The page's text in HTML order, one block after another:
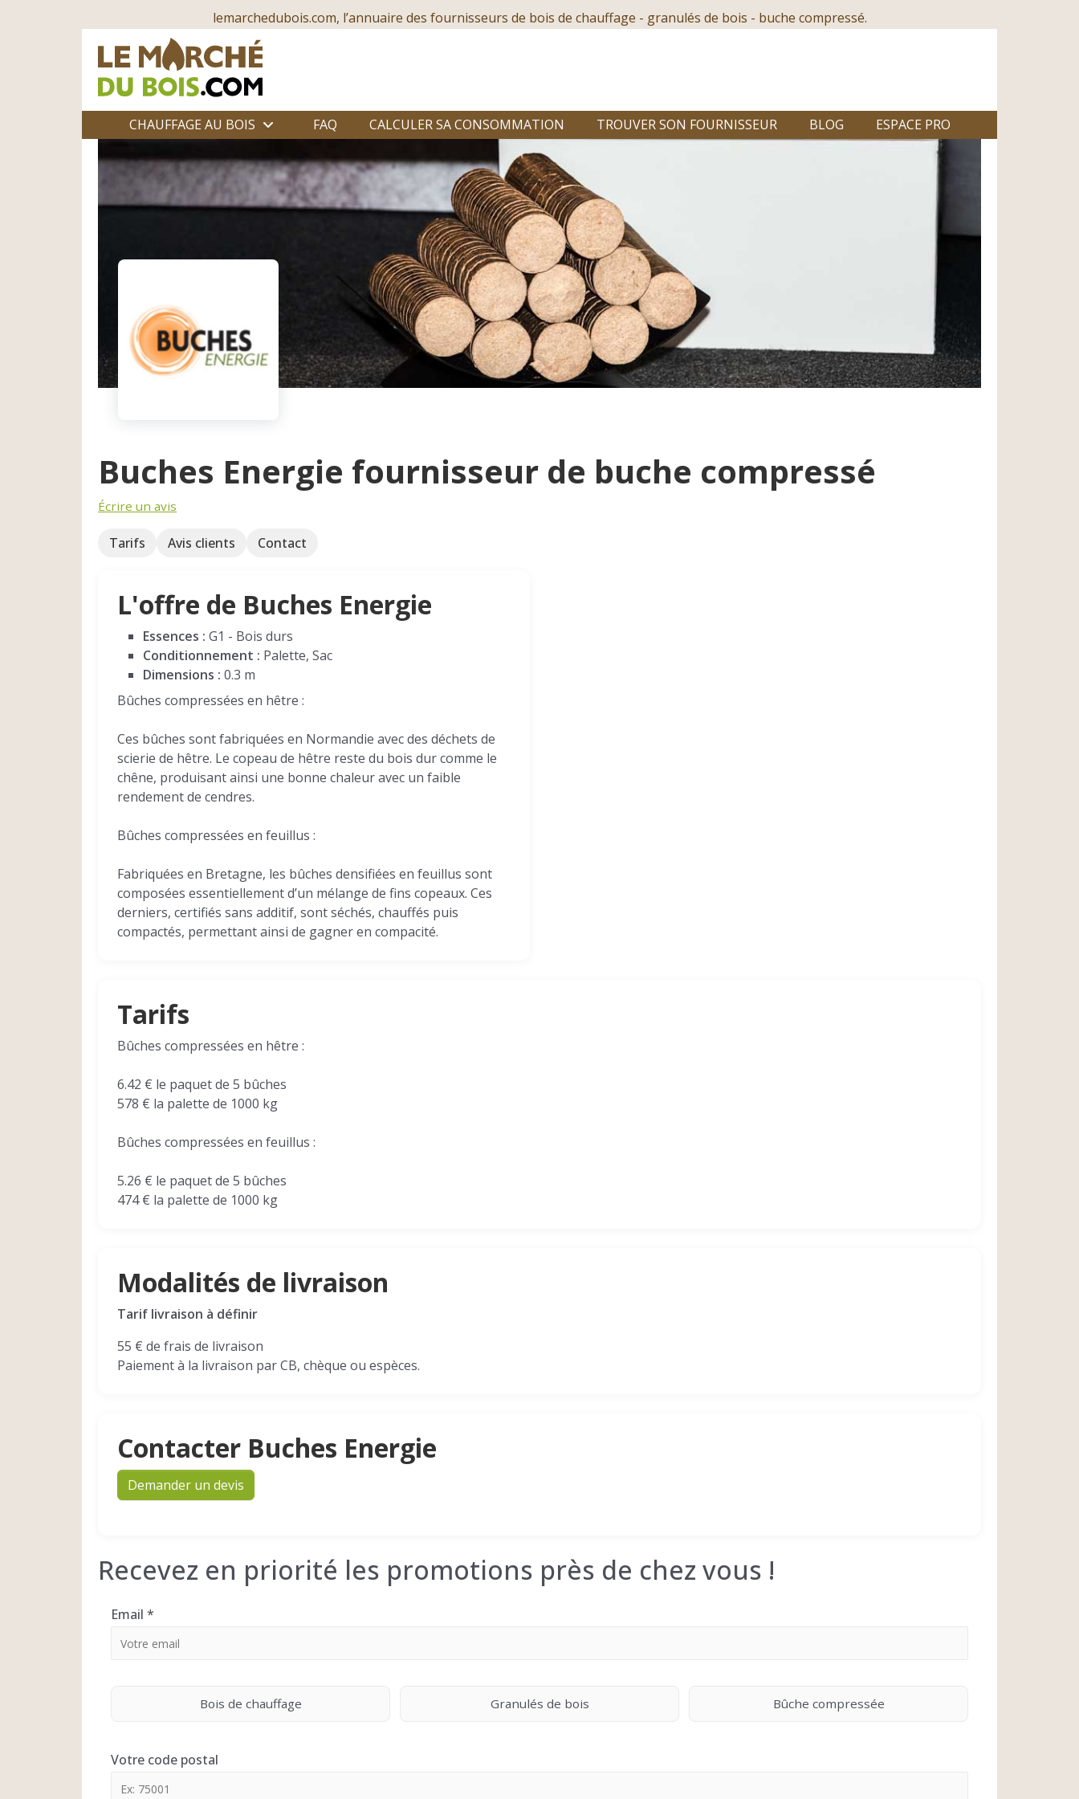
lemarchedubois.com, l’annuaire des fournisseurs de bois de chauffage - granulés de bois - buche compressé.
CHAUFFAGE AU BOIS FAQ CALCULER SA CONSOMMATION TROUVER SON FOURNISSEUR BLOG ESPACE PRO
Buches Energie fournisseur de buche compressé
Écrire un avis
Tarifs Avis clients Contact
L'offre de Buches Energie
Essences : G1 - Bois durs
Conditionnement : Palette, Sac
Dimensions : 0.3 m
Bûches compressées en hêtre :
Ces bûches sont fabriquées en Normandie avec des déchets de
scierie de hêtre. Le copeau de hêtre reste du bois dur comme le
chêne, produisant ainsi une bonne chaleur avec un faible
rendement de cendres.
Bûches compressées en feuillus :
Fabriquées en Bretagne, les bûches densifiées en feuillus sont
composées essentiellement d’un mélange de fins copeaux. Ces
derniers, certifiés sans additif, sont séchés, chauffés puis
compactés, permettant ainsi de gagner en compacité.
Tarifs
Bûches compressées en hêtre :
6.42 € le paquet de 5 bûches
578 € la palette de 1000 kg
Bûches compressées en feuillus :
5.26 € le paquet de 5 bûches
474 € la palette de 1000 kg
Modalités de livraison
Tarif livraison à définir
55 € de frais de livraison
Paiement à la livraison par CB, chèque ou espèces.
Contacter Buches Energie
Demander un devis
Recevez en priorité les promotions près de chez vous !
Email *
Bois de chauffage Granulés de bois Bûche compressée
Votre code postal